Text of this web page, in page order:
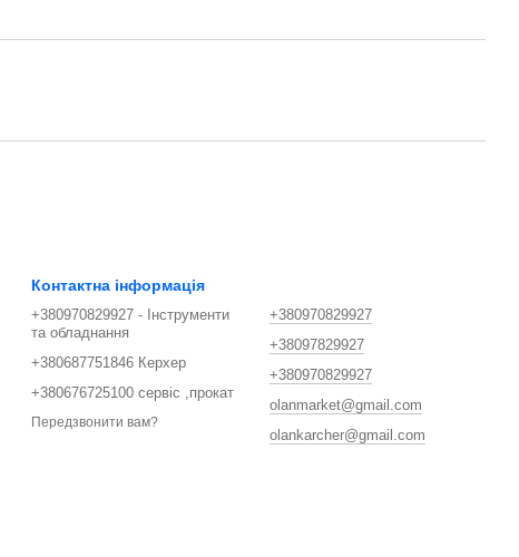
Контактна інформація
+380970829927 - Інструменти
та обладнання
+380687751846 Керхер
+380676725100 сервіс ,прокат
Передзвонити вам?
+380970829927
+38097829927
+380970829927
olanmarket@gmail.com
olankarcher@gmail.com